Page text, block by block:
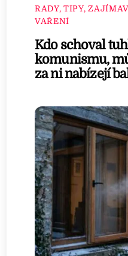
RADY, TIPY,
VAŘENÍ
Kdo schoval
komunismu,
za ni nabízejí